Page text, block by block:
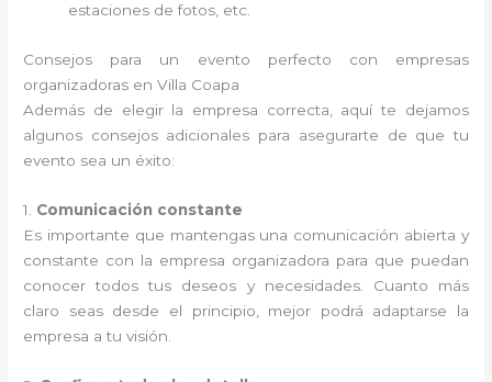
estaciones de fotos, etc.
Consejos para un evento perfecto con empresas
organizadoras en Villa Coapa
Además de elegir la empresa correcta, aquí te dejamos
algunos consejos adicionales para asegurarte de que tu
evento sea un éxito:
1. Comunicación constante
Es importante que mantengas una comunicación abierta y
constante con la empresa organizadora para que puedan
conocer todos tus deseos y necesidades. Cuanto más
claro seas desde el principio, mejor podrá adaptarse la
empresa a tu visión.